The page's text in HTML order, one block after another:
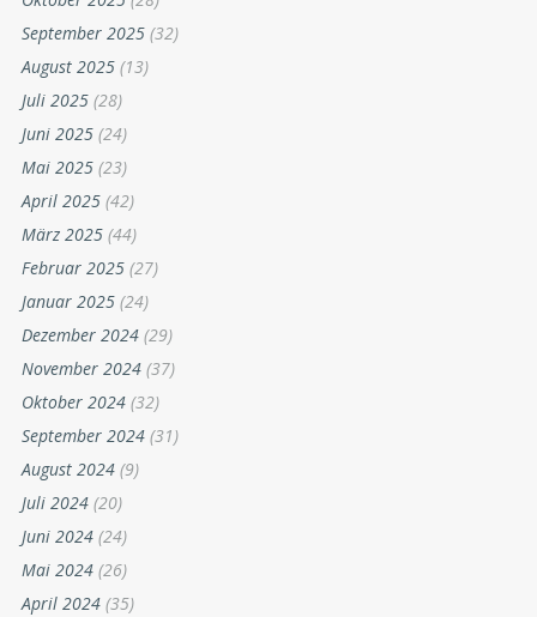
September 2025 (32)
August 2025 (13)
Juli 2025 (28)
Juni 2025 (24)
Mai 2025 (23)
April 2025 (42)
März 2025 (44)
Februar 2025 (27)
Januar 2025 (24)
Dezember 2024 (29)
November 2024 (37)
Oktober 2024 (32)
September 2024 (31)
August 2024 (9)
Juli 2024 (20)
Juni 2024 (24)
Mai 2024 (26)
April 2024 (35)